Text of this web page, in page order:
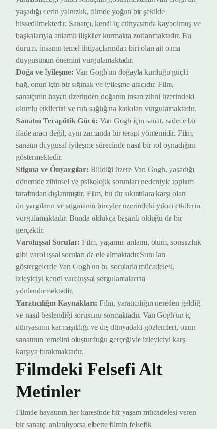
yaşadığı derin yalnızlık, filmde yoğun bir şekilde
hissedilmektedir. Sanatçı, kendi iç dünyasında kaybolmuş ve
başkalarıyla anlamlı ilişkiler kurmakta zorlanmaktadır. Bu
durum, insanın temel ihtiyaçlarından biri olan ait olma
duygusunun önemini vurgulamaktadır.
Doğa ve İyileşme: Van Gogh'un doğayla kurduğu güçlü
bağ, onun için bir sığınak ve iyileşme aracıdır. Film,
sanatçının hayatı üzerinden doğanın insan zihni üzerindeki
olumlu etkilerini ve ruh sağlığına katkıları vurgulamaktadır.
Sanatın Terapötik Gücü: Van Gogh için sanat, sadece bir
ifade aracı değil, aynı zamanda bir terapi yöntemidir. Film,
sanatın duygusal iyileşme sürecinde nasıl bir rol oynadığını
göstermektedir.
Stigma ve Önyargılar: Bilidiği üzere Van Gogh, yaşadığı
dönemde zihinsel ve psikolojik sorunları nedeniyle toplum
tarafından dışlanmıştır. Film, bu tür sıkıntılara karşı olan
ön yargıların ve stigmanın bireyler üzerindeki yıkıcı etkilerini
vurgulamaktadır. Bunda oldukça başarılı olduğu da bir
gerçektir.
Varoluşsal Sorular: Film, yaşamın anlamı, ölüm, sonsuzluk
gibi varoluşsal soruları da ele almaktadır.Sunulan
göstergelerde Van Gogh'un bu sorularla mücadelesi,
izleyiciyi kendi varoluşsal sorgulamalarına
yönlendirmektedir.
Yaratıcılığın Kaynakları: Film, yaratıcılığın nereden geldiği
ve nasıl beslendiği sorusunu sormaktadır. Van Gogh'un iç
dünyasının karmaşıklığı ve dış dünyadaki gözlemleri, onun
sanatının temelini oluşturduğu gerçeğiyle izleyiciyi karşı
karşıya bırakmaktadır.
Filmdeki Felsefi Alt
Metinler
Filmde hayatının her karesinde bir yaşam mücadelesi veren
bir sanatçı anlatılıyorsa elbette filmin felsefik